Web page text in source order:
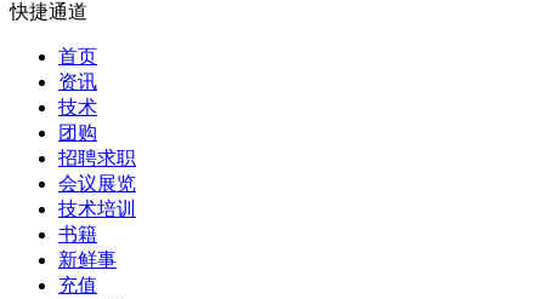
快捷通道
首页
资讯
技术
团购
招聘求职
会议展览
技术培训
书籍
新鲜事
充值